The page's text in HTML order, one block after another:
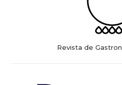
Revista de